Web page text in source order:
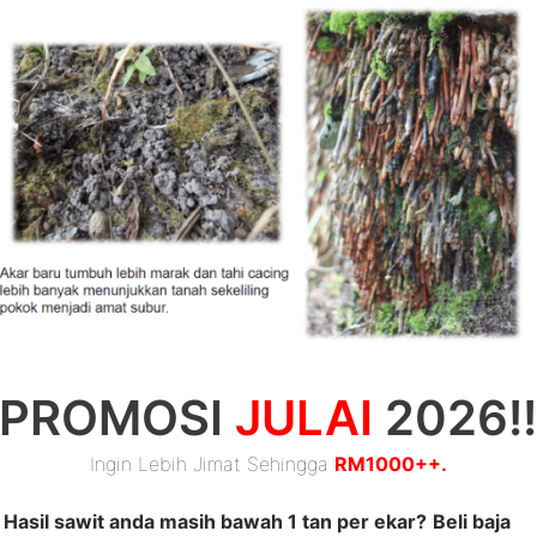
– Utama – Beli
PROMOSI JULAI 2026!!
Ingin Lebih Jimat Sehingga RM1000++.
Hasil sawit anda masih bawah 1 tan per ekar? Beli baja